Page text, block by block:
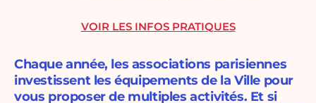
Chaque année, les associations parisiennes
investissent les équipements de la Ville pour
vous proposer de multiples activités. Et si
VOIR LES INFOS PRATIQUES